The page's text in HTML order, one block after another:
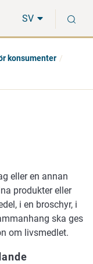
SV
konsumenter
eller en annan
produkter eller
i en broschyr, i
ska ges
om livsmedlet.